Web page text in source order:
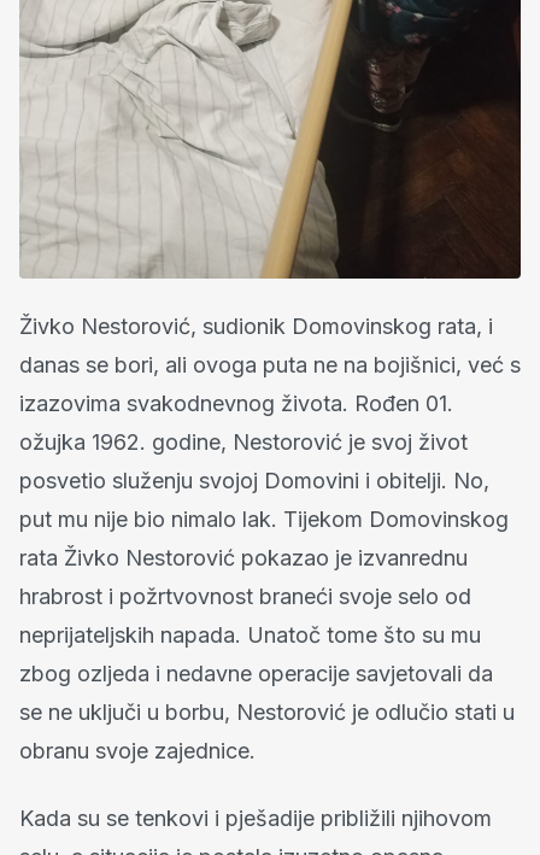
Živko Nestorović, sudionik Domovinskog rata, i
danas se bori, ali ovoga puta ne na bojišnici, već s
izazovima svakodnevnog života. Rođen 01.
ožujka 1962. godine, Nestorović je svoj život
posvetio služenju svojoj Domovini i obitelji. No,
put mu nije bio nimalo lak. Tijekom Domovinskog
rata Živko Nestorović pokazao je izvanrednu
hrabrost i požrtvovnost braneći svoje selo od
neprijateljskih napada. Unatoč tome što su mu
zbog ozljeda i nedavne operacije savjetovali da
se ne uključi u borbu, Nestorović je odlučio stati u
obranu svoje zajednice.
Kada su se tenkovi i pješadije približili njihovom